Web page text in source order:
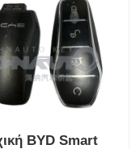
BYD Smart